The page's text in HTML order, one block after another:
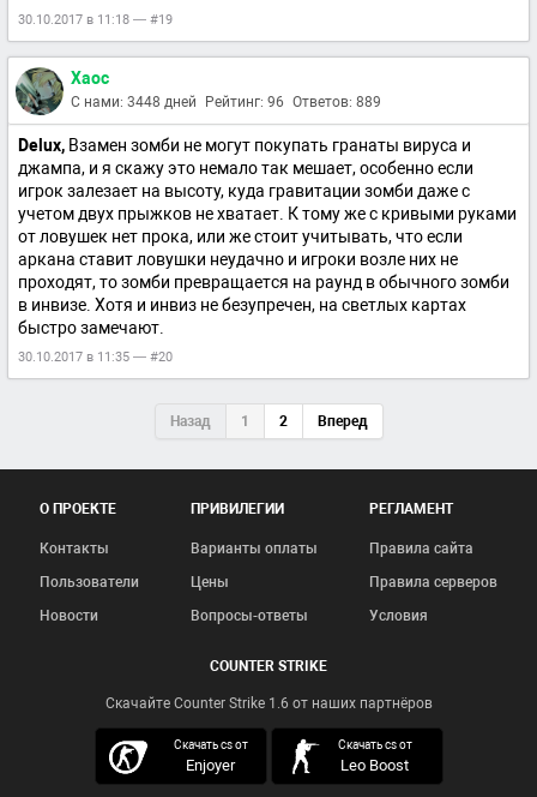
30.10.2017 в 11:18 — #19
Xaoc
С нами: 3448 дней Рейтинг: 96 Ответов: 889
Delux, Взамен зомби не могут покупать гранаты вируса и
джампа, и я скажу это немало так мешает, особенно если
игрок залезает на высоту, куда гравитации зомби даже с
учетом двух прыжков не хватает. К тому же с кривыми руками
от ловушек нет прока, или же стоит учитывать, что если
аркана ставит ловушки неудачно и игроки возле них не
проходят, то зомби превращается на раунд в обычного зомби
в инвизе. Хотя и инвиз не безупречен, на светлых картах
быстро замечают.
30.10.2017 в 11:35 — #20
Назад 1 2 Вперед
О ПРОЕКТЕ
Контакты
Пользователи
Новости
ПРИВИЛЕГИИ
Варианты оплаты
Цены
Вопросы-ответы
РЕГЛАМЕНТ
Правила сайта
Правила серверов
Условия
COUNTER STRIKE
Скачайте Counter Strike 1.6 от наших партнёров
Скачать cs от
Enjoyer
скачать кс 1.6
Скачать cs от
Leo Boost